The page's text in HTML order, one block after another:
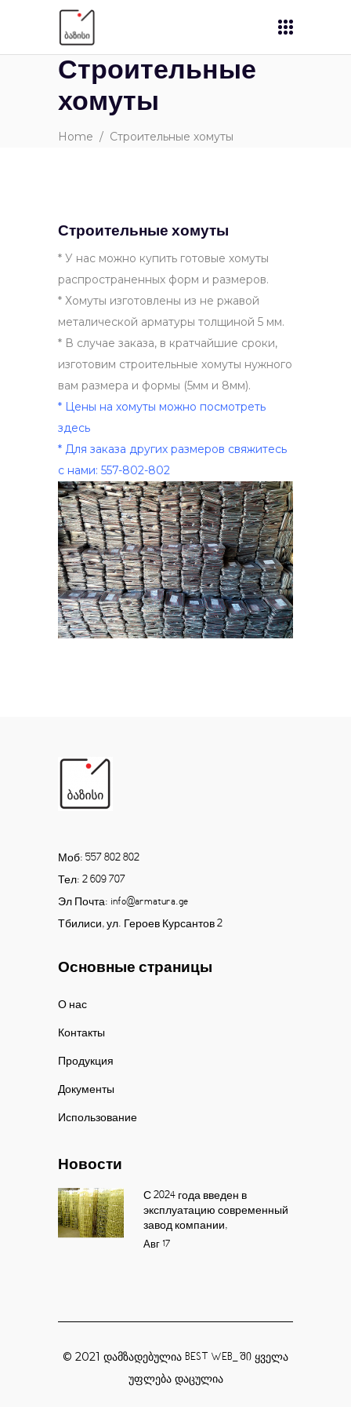
Строительные
хомуты
Home / Строительные хомуты
Строительные хомуты
* У нас можно купить готовые хомуты
распространенных форм и размеров.
* Хомуты изготовлены из не ржавой
металической арматуры толщиной 5 мм.
* В случае заказа, в кратчайшие сроки,
изготовим строительные хомуты нужного
вам размера и формы (5мм и 8мм).
* Цены на хомуты можно посмотреть
здесь
* Для заказа других размеров свяжитесь
с нами: 557-802-802
Моб: 557 802 802
Тел: 2 609 707
Эл Почта: info@armatura.ge
Тбилиси, ул. Героев Курсантов 2
Основные страницы
О нас
Контакты
Продукция
Документы
Использование
Новости
С 2024 года введен в
эксплуатацию современный
завод компании,
Авг 17
© 2021 დამზადებულია BEST WEB_ ში ყველა
უფლება დაცულია